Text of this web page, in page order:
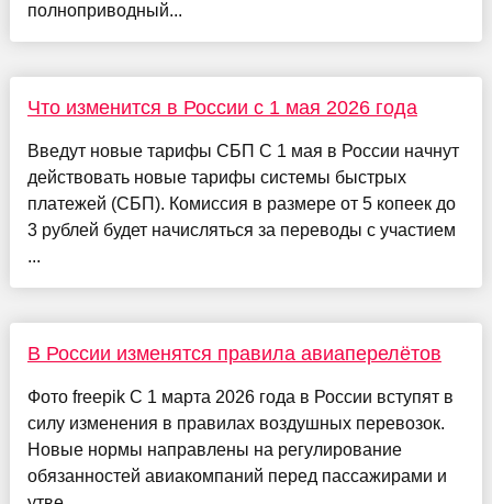
полноприводный...
Что изменится в России с 1 мая 2026 года
Введут новые тарифы СБП С 1 мая в России начнут
действовать новые тарифы системы быстрых
платежей (СБП). Комиссия в размере от 5 копеек до
3 рублей будет начисляться за переводы с участием
...
В России изменятся правила авиаперелётов
Фото freepik С 1 марта 2026 года в России вступят в
силу изменения в правилах воздушных перевозок.
Новые нормы направлены на регулирование
обязанностей авиакомпаний перед пассажирами и